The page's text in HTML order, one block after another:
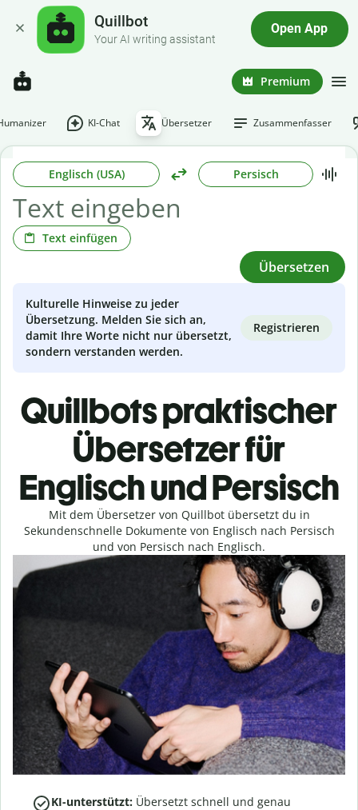
Quillbot
Your AI writing assistant
Open App
Premium
KI-Chat Übersetzer Zusammenfasser
Englisch (USA) Persisch
Text einfügen
Übersetzen
Kulturelle Hinweise zu jeder
Übersetzung. Melden Sie sich an,
damit Ihre Worte nicht nur übersetzt,
sondern verstanden werden.
Registrieren
Quillbots praktischer
Übersetzer für
Englisch und Persisch
Mit dem Übersetzer von Quillbot übersetzt du in
Sekundenschnelle Dokumente von Englisch nach Persisch
und von Persisch nach Englisch.
KI-unterstützt: Übersetzt schnell und genau